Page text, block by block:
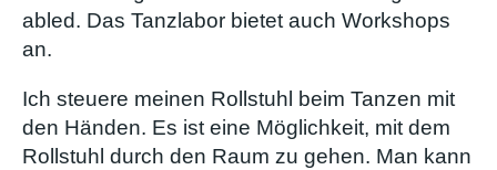
abled. Das Tanzlabor bietet auch Workshops
an.
Ich steuere meinen Rollstuhl beim Tanzen mit
den Händen. Es ist eine Möglichkeit, mit dem
Rollstuhl durch den Raum zu gehen. Man kann